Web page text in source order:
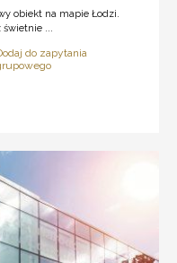
obiekt na mapie Łodzi.
świetnie ...